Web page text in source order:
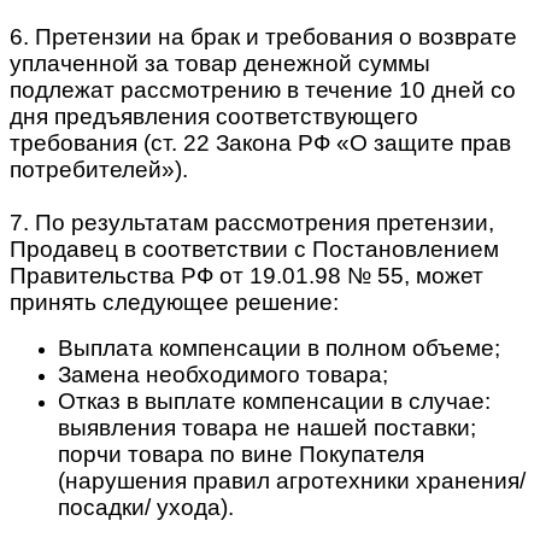
6. Претензии на брак и требования о возврате
уплаченной за товар денежной суммы
подлежат рассмотрению в течение 10 дней со
дня предъявления соответствующего
требования (ст. 22 Закона РФ «О защите прав
потребителей»).
7. По результатам рассмотрения претензии,
Продавец в соответствии с Постановлением
Правительства РФ от 19.01.98 № 55, может
принять следующее решение:
Выплата компенсации в полном объеме;
Замена необходимого товара;
Отказ в выплате компенсации в случае:
выявления товара не нашей поставки;
порчи товара по вине Покупателя
(нарушения правил агротехники хранения/
посадки/ ухода).